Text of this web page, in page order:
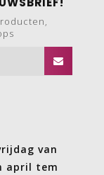
van
april tem